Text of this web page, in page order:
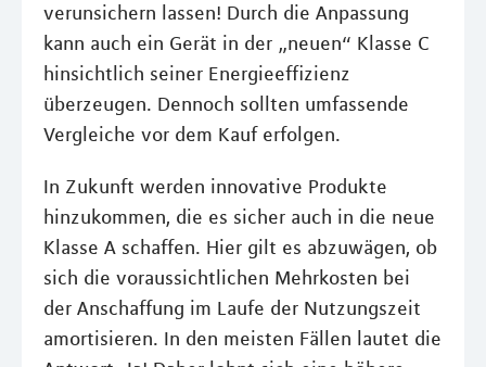
verunsichern lassen! Durch die Anpassung
kann auch ein Gerät in der „neuen“ Klasse C
hinsichtlich seiner Energieeffizienz
überzeugen. Dennoch sollten umfassende
Vergleiche vor dem Kauf erfolgen.
In Zukunft werden innovative Produkte
hinzukommen, die es sicher auch in die neue
Klasse A schaffen. Hier gilt es abzuwägen, ob
sich die voraussichtlichen Mehrkosten bei
der Anschaffung im Laufe der Nutzungszeit
amortisieren. In den meisten Fällen lautet die